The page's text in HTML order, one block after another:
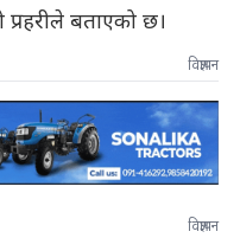
बताएको छ।
विज्ञापन
विज्ञापन